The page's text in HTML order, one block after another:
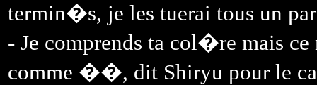
termin�s, je les tuerai tous un
- Je comprends ta col�re mais ce
comme ��, dit Shiryu pour le